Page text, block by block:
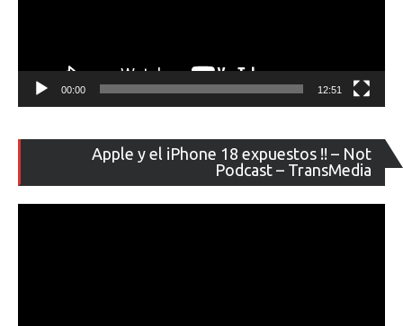
00:00 12:51
Apple y el iPhone 18 expuestos !! – Not
Podcast – TransMedia
de